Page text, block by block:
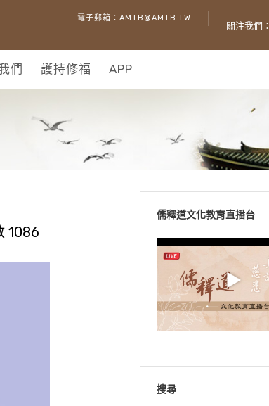
電子郵箱：AMTB@AMTB.TW
關注我們：
們 護持修福 APP
1086
儒釋道文化教育直播台
搜尋